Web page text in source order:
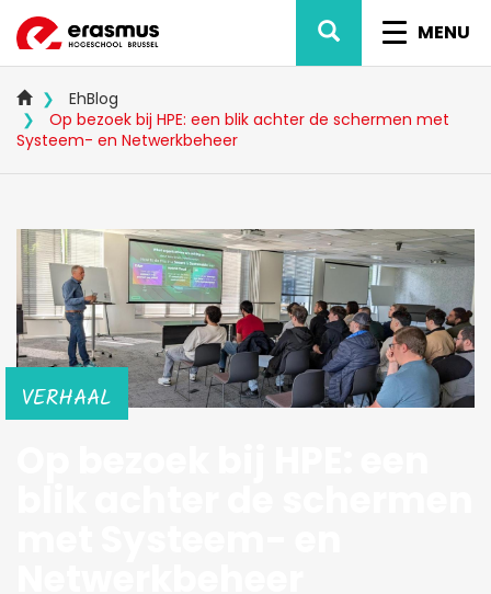
en
naar
de
inhoud
gaan
MENU
ZOEK
EhBlog
Op bezoek bij HPE: een blik achter de schermen met
Systeem- en Netwerkbeheer
VERHAAL